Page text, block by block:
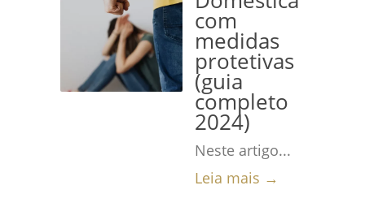
com
medidas
protetivas
(guia
completo
2024)
Neste artigo...
Leia mais →